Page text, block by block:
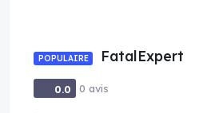
POPULAIRE FatalExpert
0.0 0 avis